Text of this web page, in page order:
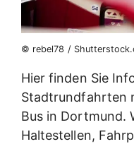
© rebel78 /
Hier finden Sie
Stadtrundfahrten
Bus in Dortmund.
Haltestellen,